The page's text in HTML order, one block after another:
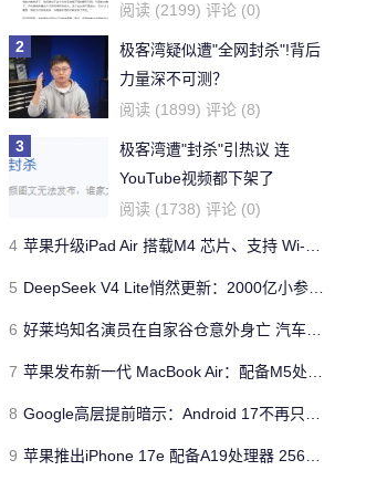
阅读 (2199) 评论 (0)
2
极客湾疑似遭"全网封杀"!背后
力量深不可测？
阅读 (1899) 评论 (8)
3
极客湾遭"封杀"引热议 连
YouTube视频都下架了
阅读 (1738) 评论 (0)
4 苹果升级iPad Air 搭载M4 芯片、支持 Wi‑Fi 7 售价不变
5 DeepSeek V4 Lite悄然更新：2000亿小参数性能逼近美国顶流
6 好莱坞知名演员在自家谷仓意外身亡 汽车搭电时突然自燃
7 苹果发布新一代 MacBook Air：配备M5处理器 性能、存储与 AI 全面升级 ​
8 Google高层提前暗示：Android 17不再只是操作系统
9 苹果推出iPhone 17e 配备A19处理器 256GB容量起步 刘海屏依旧